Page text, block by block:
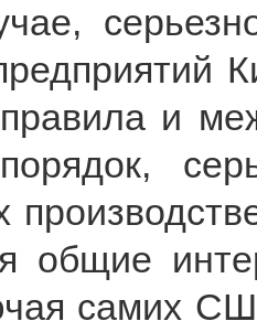
и
общие
самих